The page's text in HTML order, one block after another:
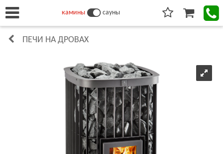
камины сауны
ПЕЧИ НА ДРОВАХ